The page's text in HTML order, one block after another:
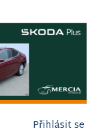
Přihlásit se